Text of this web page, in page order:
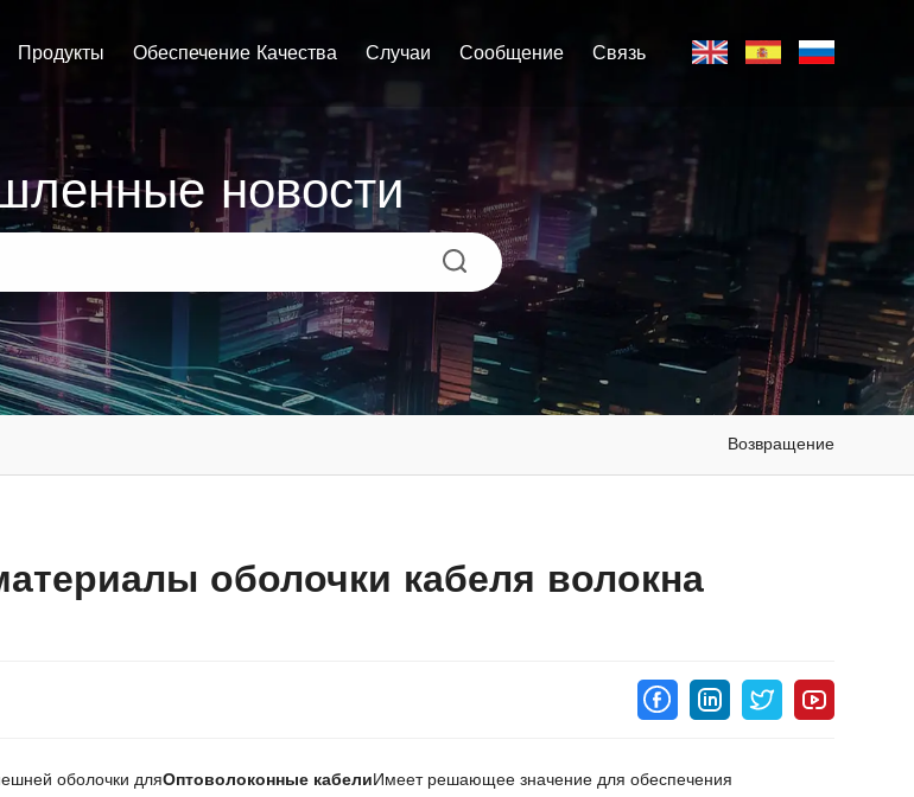
Продукты Обеспечение Качества Случаи Сообщение Связь
новости
Возвращение
оболочки кабеля волокна
оболочки дляОптоволоконные кабелиИмеет решающее значение для обеспечения